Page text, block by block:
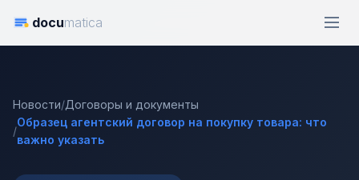
documatica
Новости/Договоры и документы
/
Образец агентский договор на покупку товара: что
важно указать